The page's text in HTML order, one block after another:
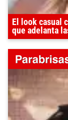
El look casual
que adelanta